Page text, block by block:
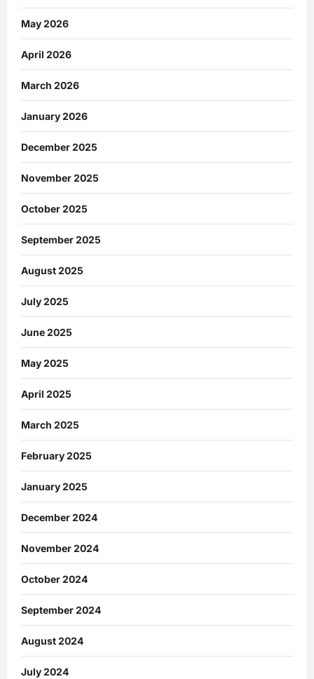
May 2026
April 2026
March 2026
January 2026
December 2025
November 2025
October 2025
September 2025
August 2025
July 2025
June 2025
May 2025
April 2025
March 2025
February 2025
January 2025
December 2024
November 2024
October 2024
September 2024
August 2024
July 2024